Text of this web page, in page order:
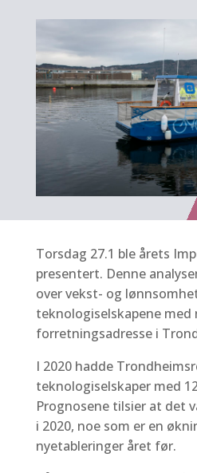
Torsdag 27.1 ble årets
presentert. Denne
over vekst- og
teknologiselskapene med
forretningsadresse i
I 2020 hadde
teknologiselskaper med
Prognosene tilsier at det
i 2020, noe som er en
nyetableringer året før.